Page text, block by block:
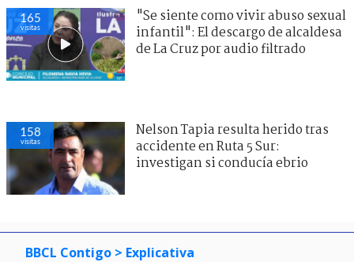
165
visitas
"Se siente como vivir abuso sexual
infantil": El descargo de alcaldesa
de La Cruz por audio filtrado
158
visitas
Nelson Tapia resulta herido tras
accidente en Ruta 5 Sur:
investigan si conducía ebrio
BBCL Contigo > Explicativa